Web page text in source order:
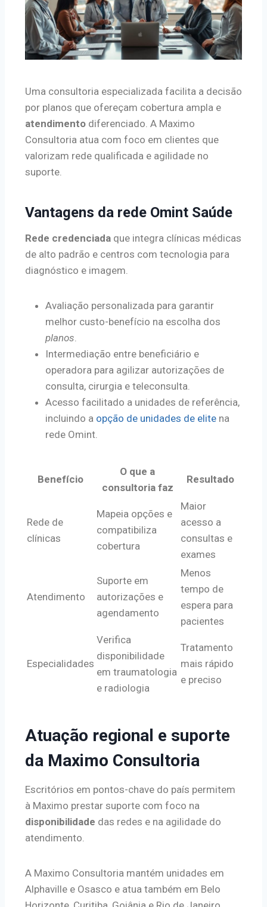
Uma consultoria especializada facilita a decisão
por planos que ofereçam cobertura ampla e
atendimento diferenciado. A Maximo
Consultoria atua com foco em clientes que
valorizam rede qualificada e agilidade no
suporte.
Vantagens da rede Omint Saúde
Rede credenciada que integra clínicas médicas
de alto padrão e centros com tecnologia para
diagnóstico e imagem.
Avaliação personalizada para garantir
melhor custo-benefício na escolha dos
planos.
Intermediação entre beneficiário e
operadora para agilizar autorizações de
consulta, cirurgia e teleconsulta.
Acesso facilitado a unidades de referência,
incluindo a opção de unidades de elite na
rede Omint.
Benefício
O que a
consultoria faz
Resultado
Rede de
clínicas
Mapeia opções e
compatibiliza
cobertura
Maior
acesso a
consultas e
exames
Atendimento
Suporte em
autorizações e
agendamento
Menos
tempo de
espera para
pacientes
Especialidades
Verifica
disponibilidade
em traumatologia
e radiologia
Tratamento
mais rápido
e preciso
Atuação regional e suporte
da Maximo Consultoria
Escritórios em pontos-chave do país permitem
à Maximo prestar suporte com foco na
disponibilidade das redes e na agilidade do
atendimento.
A Maximo Consultoria mantém unidades em
Alphaville e Osasco e atua também em Belo